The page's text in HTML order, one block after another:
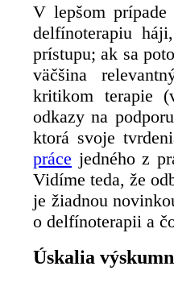
V lepšom
delfínoterapiu
prístupu; ak sa
väčšina
kritikom terapie
odkazy na
ktorá svoje
práce jedného z
Vidíme teda, že
je žiadnou
o delfínoterapii a
Úskalia